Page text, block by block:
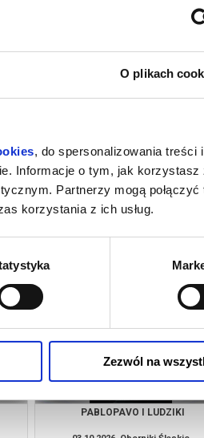
O plikach
, do spersonalizowania treści
Informacje o tym, jak korzystasz
Partnerzy mogą połączyć
korzystania z ich usług.
Zezwól na
bilet
WŁADCA PIERŚCIENI: DWIE
kup
PABLOPAVO I LUDZIKI